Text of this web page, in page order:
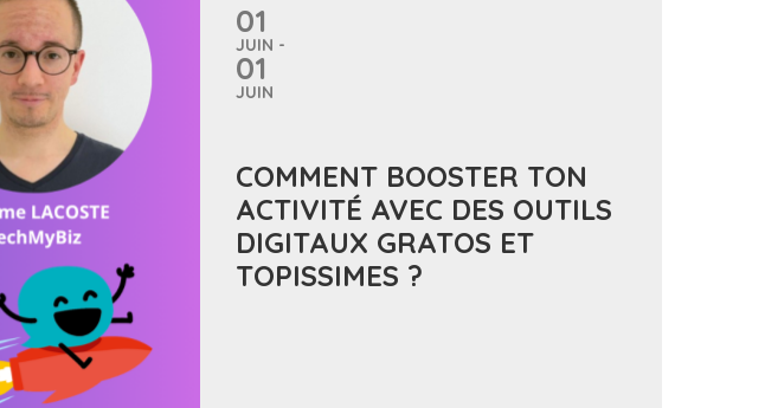
01
JUIN -
01
JUIN
COMMENT BOOSTER TON
ACTIVITÉ AVEC DES OUTILS
DIGITAUX GRATOS ET
TOPISSIMES ?